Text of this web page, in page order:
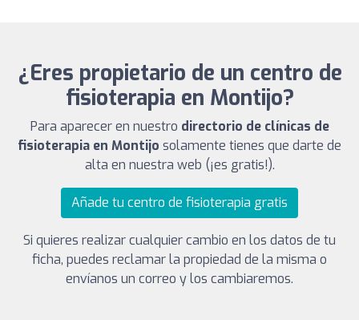
¿Eres propietario de un centro de
fisioterapia en Montijo?
Para aparecer en nuestro directorio de clínicas de
fisioterapia en Montijo solamente tienes que darte de
alta en nuestra web (¡es gratis!).
Añade tu centro de fisioterapia gratis
Si quieres realizar cualquier cambio en los datos de tu
ficha, puedes reclamar la propiedad de la misma o
envíanos un correo y los cambiaremos.